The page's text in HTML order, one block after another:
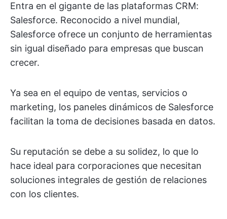
Entra en el gigante de las plataformas CRM:
Salesforce. Reconocido a nivel mundial,
Salesforce ofrece un conjunto de herramientas
sin igual diseñado para empresas que buscan
crecer.
Ya sea en el equipo de ventas, servicios o
marketing, los paneles dinámicos de Salesforce
facilitan la toma de decisiones basada en datos.
Su reputación se debe a su solidez, lo que lo
hace ideal para corporaciones que necesitan
soluciones integrales de gestión de relaciones
con los clientes.